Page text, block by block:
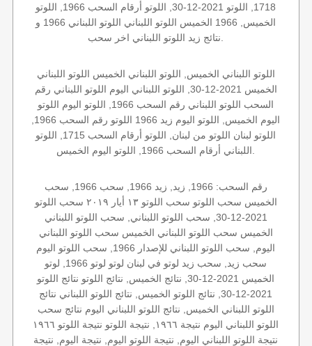
1718, اللوتو 2021-12-30, اللوتو أرقام السحب 1966, اللوتو
الخميس, 1966 الخميس اللوتو اللبناني اللوتو اللبناني 1966 و
اللوتو اللبناني الخميس, اللوتو اللبناني الخميس اللوتو اللبناني
الخميس 2021-12-30, اللوتو اللبناني اليوم اللوتو اللبناني رقم
السحب اللوتو اللبناني رقم السحب 1966, اللوتو اليوم اللوتو
اللوتو لبنان اللوتو من لبنان, اللوتو أرقام السحب 1715, اللوتو
رقم السحب: 1966, زيد, زيد 1966, سحب 1966, سحب
الخميس سحب اللوتو سحب اللوتو ١٣ أيار ٢٠١٩ سحب اللوتو
2021-12-30, سحب اللوتو اللبناني, سحب اللوتو اللبناني
الخميس سحب اللوتو اللبناني الخميس سحب اللوتو اللبناني
اليوم, سحب اللوتو اللبناني للإصدار 1966, سحب اللوتو اليوم
سحب زيد, سحب زيد لوتو في لبنان لوتو لوتو 1966, لوتو
الخميس 2021-12-30, نتائج الخميس, نتائج اللوتو نتائج اللوتو
2021-12-30, نتائج اللوتو الخميس, نتائج اللوتو اللبناني نتائج
اللوتو اللبناني الخميس, نتائج اللوتو اللبناني اليوم نتائج سحب
اللوتو اللبناني اليوم نتيجة ١٩٦٦, نتيجة اللوتو نتيجة اللوتو ١٩٦٦
نتيجة اللوتو اللبناني اليوم, نتيجة اللوتو اليوم, نتيجة اليوم, نتيجة